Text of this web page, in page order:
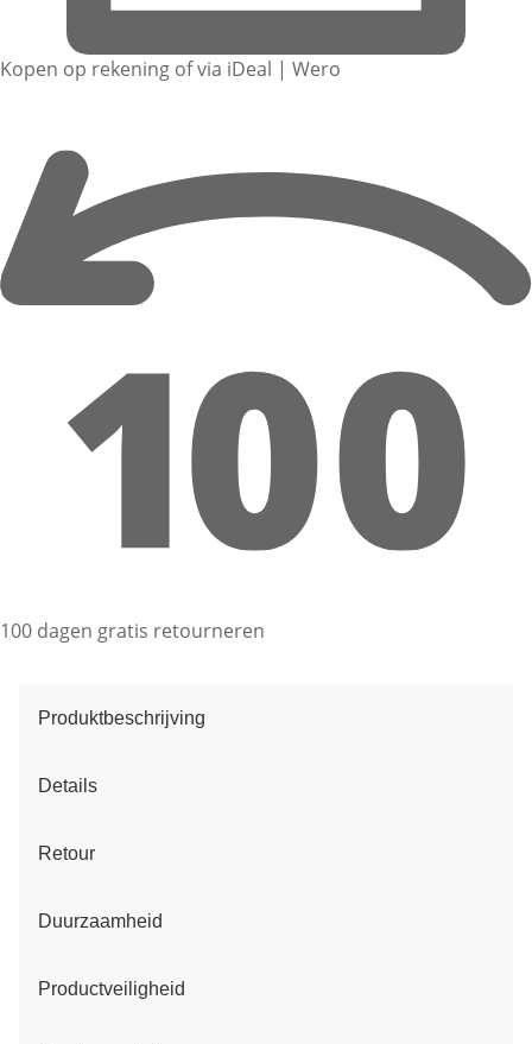
Kopen op rekening of via iDeal | Wero
100 dagen gratis retourneren
Produktbeschrijving
Details
Retour
Duurzaamheid
Productveiligheid